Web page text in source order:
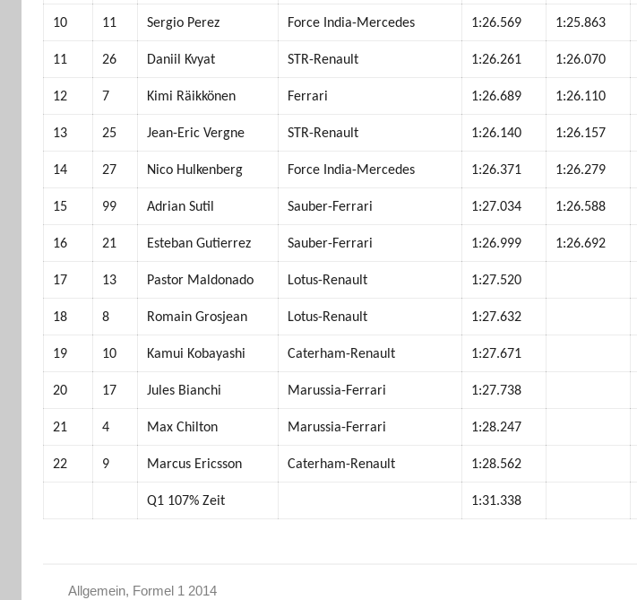
10 11 Sergio Perez Force India-Mercedes 1:26.569 1:25.863
11 26 Daniil Kvyat STR-Renault 1:26.261 1:26.070
12 7 Kimi Räikkönen Ferrari 1:26.689 1:26.110
13 25 Jean-Eric Vergne STR-Renault 1:26.140 1:26.157
14 27 Nico Hulkenberg Force India-Mercedes 1:26.371 1:26.279
15 99 Adrian Sutil Sauber-Ferrari 1:27.034 1:26.588
16 21 Esteban Gutierrez Sauber-Ferrari 1:26.999 1:26.692
17 13 Pastor Maldonado Lotus-Renault 1:27.520
18 8 Romain Grosjean Lotus-Renault 1:27.632
19 10 Kamui Kobayashi Caterham-Renault 1:27.671
20 17 Jules Bianchi Marussia-Ferrari 1:27.738
21 4 Max Chilton Marussia-Ferrari 1:28.247
22 9 Marcus Ericsson Caterham-Renault 1:28.562
Q1 107% Zeit 1:31.338
Allgemein, Formel 1 2014